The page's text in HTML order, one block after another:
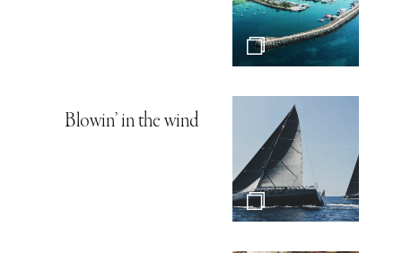
Blowin’ in the wind